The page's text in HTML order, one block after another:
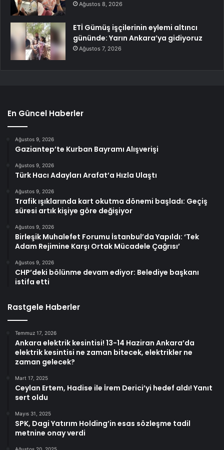
Ağustos 8, 2026
ETİ Gümüş işçilerinin eylemi altıncı
gününde: Yarın Ankara’ya gidiyoruz
Ağustos 7, 2026
En Güncel Haberler
Ağustos 9, 2026
Gaziantep’te Kurban Bayramı Alışverişi
Ağustos 9, 2026
Türk Hacı Adayları Arafat’a Hızla Ulaştı
Ağustos 9, 2026
Trafik ışıklarında kart okutma dönemi başladı: Geçiş
süresi artık kişiye göre değişiyor
Ağustos 9, 2026
Birleşik Muhalefet Forumu İstanbul’da Yapıldı: ‘Tek
Adam Rejimine Karşı Ortak Mücadele Çağrısı’
Ağustos 9, 2026
CHP’deki bölünme devam ediyor: Belediye başkanı
istifa etti
Rastgele Haberler
Temmuz 17, 2026
Ankara elektrik kesintisi! 13-14 Haziran Ankara’da
elektrik kesintisi ne zaman bitecek, elektrikler ne
zaman gelecek?
Mart 17, 2025
Ceylan Ertem, Hadise ile İrem Derici’yi hedef aldı! Yanıt
sert oldu
Mayıs 31, 2025
SPK, Dagi Yatırım Holding’in esas sözleşme tadil
metnine onay verdi